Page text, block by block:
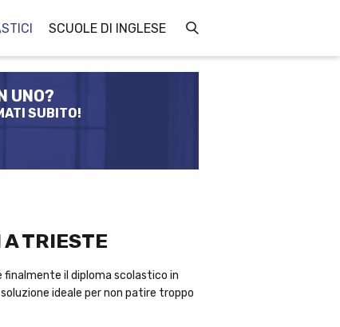
SCUOLE DI INGLESE
UNO?
SUBITO!
TRIESTE
il diploma scolastico in
ideale per non patire troppo